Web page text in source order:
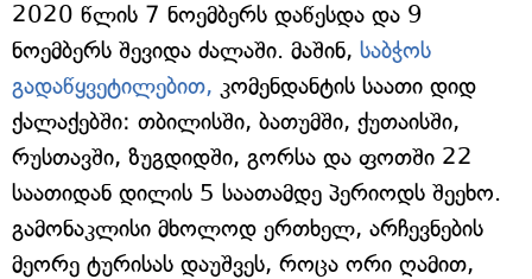
2020 წლის 7 ნოემბერს დაწესდა და 9
ნოემბერს შევიდა ძალაში. მაშინ, საბჭოს
გადაწყვეტილებით, კომენდანტის საათი დიდ
ქალაქებში: თბილისში, ბათუმში, ქუთაისში,
რუსთავში, ზუგდიდში, გორსა და ფოთში 22
საათიდან დილის 5 საათამდე პერიოდს შეეხო.
გამონაკლისი მხოლოდ ერთხელ, არჩევნების
მეორე ტურისას დაუშვეს, როცა ორი ღამით,